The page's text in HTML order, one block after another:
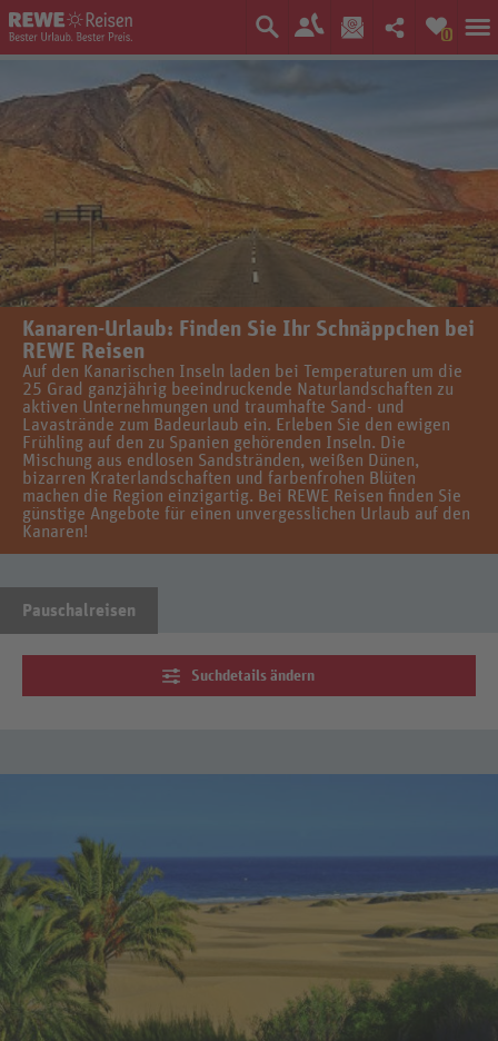
0
Kanaren-Urlaub: Finden Sie Ihr Schnäppchen bei
REWE Reisen
Auf den Kanarischen Inseln laden bei Temperaturen um die
25 Grad ganzjährig beeindruckende Naturlandschaften zu
aktiven Unternehmungen und traumhafte Sand- und
Lavastrände zum Badeurlaub ein. Erleben Sie den ewigen
Frühling auf den zu Spanien gehörenden Inseln. Die
Mischung aus endlosen Sandstränden, weißen Dünen,
bizarren Kraterlandschaften und farbenfrohen Blüten
machen die Region einzigartig. Bei REWE Reisen finden Sie
günstige Angebote für einen unvergesslichen Urlaub auf den
Kanaren!
Pauschalreisen
Suchdetails ändern